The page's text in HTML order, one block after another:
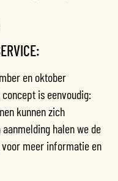
en oktober
concept is eenvoudig:
kunnen zich
halen we de
voor meer informatie en